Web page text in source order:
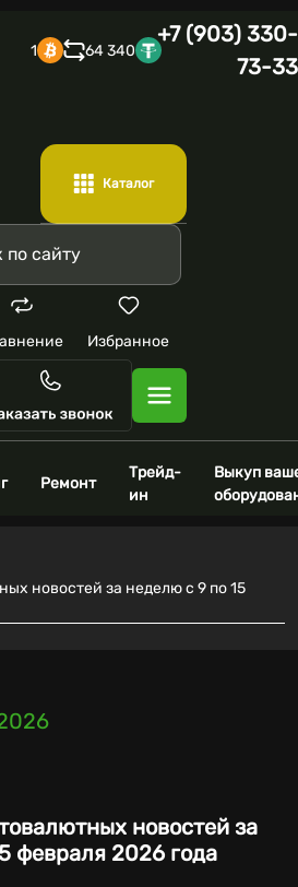
1 64 340
+7 (903) 330-
73-33
Каталог
Избранное
Ремонт
Трейд-
ин
Выкуп
новостей за неделю с 9 по 15
новостей за
февраля 2026 года